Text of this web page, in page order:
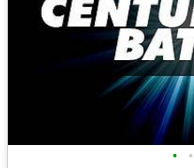
• •